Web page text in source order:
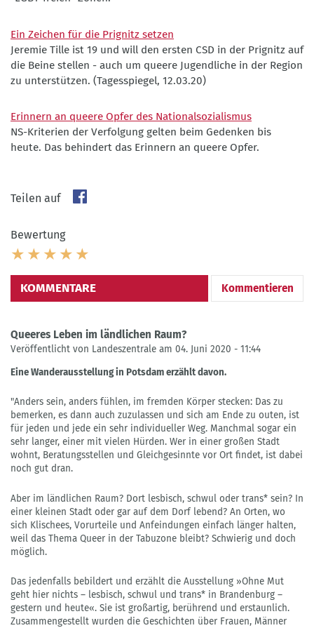
©
BLPB
Hansen
Andrea
Hansen
Ein Zeichen für die Prignitz setzen
Jeremie Tille ist 19 und will den ersten CSD in der Prignitz auf
die Beine stellen - auch um queere Jugendliche in der Region
zu unterstützen. (Tagesspiegel, 12.03.20)
Erinnern an queere Opfer des Nationalsozialismus
NS-Kriterien der Verfolgung gelten beim Gedenken bis
heute. Das behindert das Erinnern an queere Opfer.
Teilen auf
Bewertung
KOMMENTARE Kommentieren
Queeres Leben im ländlichen Raum?
Veröffentlicht von Landeszentrale am 04. Juni 2020 - 11:44
Eine Wanderausstellung in Potsdam erzählt davon.
"Anders sein, anders fühlen, im fremden Körper stecken: Das zu
bemerken, es dann auch zuzulassen und sich am Ende zu outen, ist
für jeden und jede ein sehr individueller Weg. Manchmal sogar ein
sehr langer, einer mit vielen Hürden. Wer in einer großen Stadt
wohnt, Beratungsstellen und Gleichgesinnte vor Ort findet, ist dabei
noch gut dran.
Aber im ländlichen Raum? Dort lesbisch, schwul oder trans* sein? In
einer kleinen Stadt oder gar auf dem Dorf lebend? An Orten, wo
sich Klischees, Vorurteile und Anfeindungen einfach länger halten,
weil das Thema Queer in der Tabuzone bleibt? Schwierig und doch
möglich.
Das jedenfalls bebildert und erzählt die Ausstellung »Ohne Mut
geht hier nichts – lesbisch, schwul und trans* in Brandenburg –
gestern und heute«. Sie ist großartig, berührend und erstaunlich.
Zusammengestellt wurden die Geschichten über Frauen, Männer